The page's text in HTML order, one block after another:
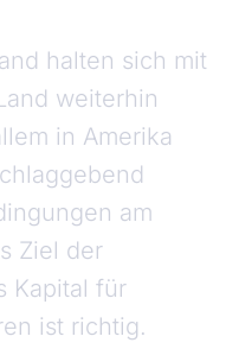
halten sich mit
weiterhin
in Amerika
am
Ziel der
Kapital für
ist richtig.